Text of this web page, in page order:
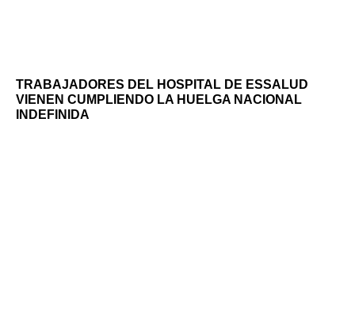
TRABAJADORES DEL HOSPITAL DE ESSALUD
VIENEN CUMPLIENDO LA HUELGA NACIONAL
INDEFINIDA